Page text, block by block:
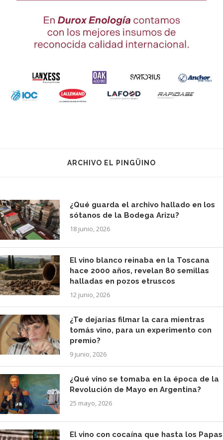
ARCHIVO EL PINGÜINO
¿Qué guarda el archivo hallado en los
sótanos de la Bodega Arizu?
18 junio, 2026
El vino blanco reinaba en la Toscana
hace 2000 años, revelan 80 semillas
halladas en pozos etruscos
12 junio, 2026
¿Te dejarías filmar la cara mientras
tomás vino, para un experimento con
premio?
9 junio, 2026
¿Qué vino se tomaba en la época de la
Revolución de Mayo en Argentina?
25 mayo, 2026
El vino con cocaína que hasta los Papas